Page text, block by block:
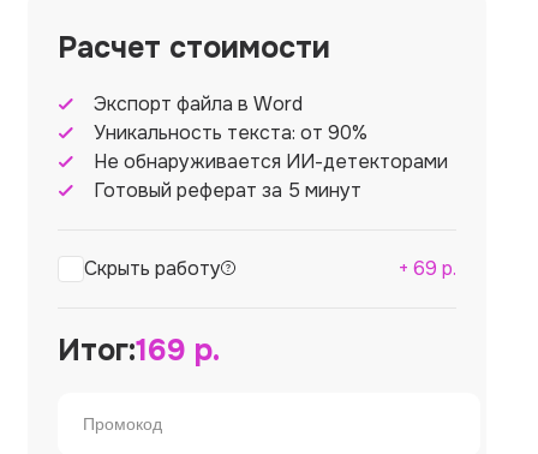
Расчет стоимости
Экспорт файла в Word
Уникальность текста: от 90%
Не обнаруживается ИИ-детекторами
Готовый реферат за 5 минут
Скрыть работу + 69 р.
Итог:169 р.